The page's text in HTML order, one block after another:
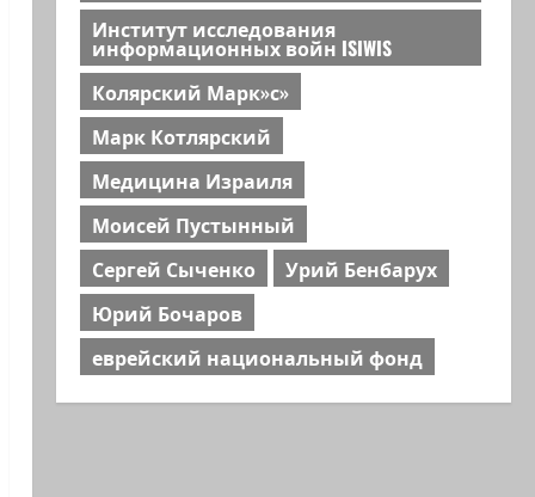
Институт исследования
информационных войн ISIWIS
Колярский Марк»с»
Марк Котлярский
Медицина Израиля
Моисей Пустынный
Сергей Сыченко
Урий Бенбарух
Юрий Бочаров
еврейский национальный фонд